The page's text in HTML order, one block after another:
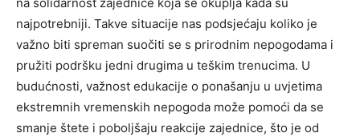
najpotrebniji. Takve situacije nas podsjećaju koliko je
važno biti spreman suočiti se s prirodnim nepogodama i
pružiti podršku jedni drugima u teškim trenucima. U
budućnosti, važnost edukacije o ponašanju u uvjetima
ekstremnih vremenskih nepogoda može pomoći da se
smanje štete i poboljšaju reakcije zajednice, što je od